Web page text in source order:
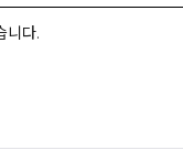
니다.